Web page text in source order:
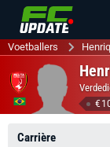
Voetballers
Carrière